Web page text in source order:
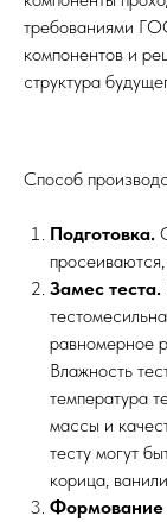
требованиями
компонентов и
структура
Способ
Подготовка.
Замес теста.
равномерное
Влажность
температура
массы и
тесту могут
корица,
Формование